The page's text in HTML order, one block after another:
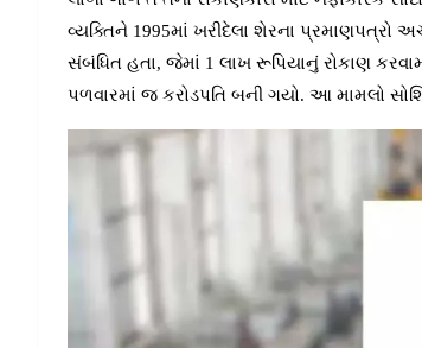
વ્યક્તિને 1995માં ખરીદેલા શેરના પ્રમાણપત્રો
સંબંધિત હતા, જેમાં 1 લાખ રૂપિયાનું રોકાણ
પળવારમાં જ કરોડપતિ બની ગયો. આ મામલો